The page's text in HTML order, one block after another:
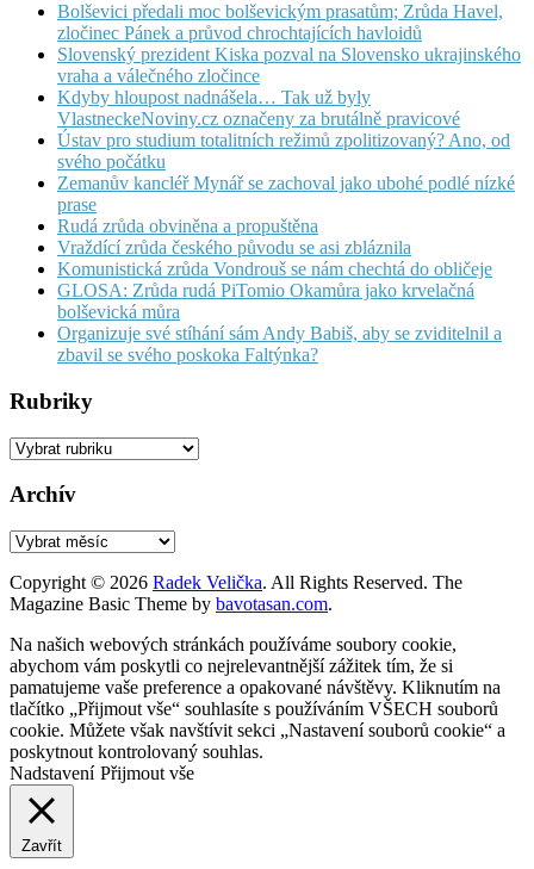
Bolševici předali moc bolševickým prasatům; Zrůda Havel,
zločinec Pánek a průvod chrochtajících havloidů
Slovenský prezident Kiska pozval na Slovensko ukrajinského
vraha a válečného zločince
Kdyby hloupost nadnášela… Tak už byly
VlastneckeNoviny.cz označeny za brutálně pravicové
Ústav pro studium totalitních režimů zpolitizovaný? Ano, od
svého počátku
Zemanův kancléř Mynář se zachoval jako ubohé podlé nízké
prase
Rudá zrůda obviněna a propuštěna
Vraždící zrůda českého původu se asi zbláznila
Komunistická zrůda Vondrouš se nám chechtá do obličeje
GLOSA: Zrůda rudá PiTomio Okamůra jako krvelačná
bolševická můra
Organizuje své stíhání sám Andy Babiš, aby se zviditelnil a
zbavil se svého poskoka Faltýnka?
Rubriky
Rubriky
Archív
Archív
Copyright © 2026 Radek Velička. All Rights Reserved. The
Magazine Basic Theme by bavotasan.com.
Na našich webových stránkách používáme soubory cookie,
abychom vám poskytli co nejrelevantnější zážitek tím, že si
pamatujeme vaše preference a opakované návštěvy. Kliknutím na
tlačítko „Přijmout vše“ souhlasíte s používáním VŠECH souborů
cookie. Můžete však navštívit sekci „Nastavení souborů cookie“ a
poskytnout kontrolovaný souhlas.
Nadstavení Přijmout vše
Zavřít